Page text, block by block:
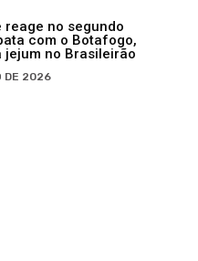
reage no segundo
com o Botafogo,
jejum no Brasileirão
DE 2026